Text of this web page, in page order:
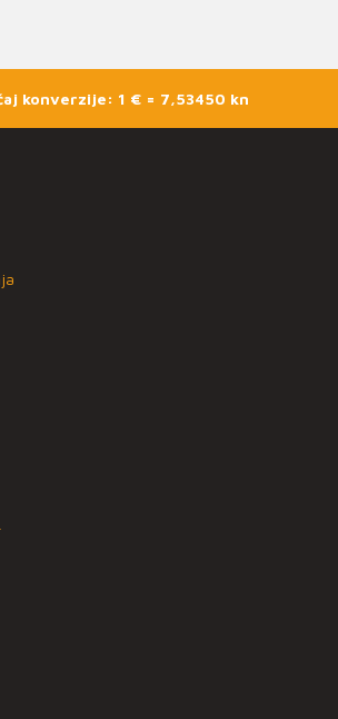
konverzije: 1 € = 7,53450 kn